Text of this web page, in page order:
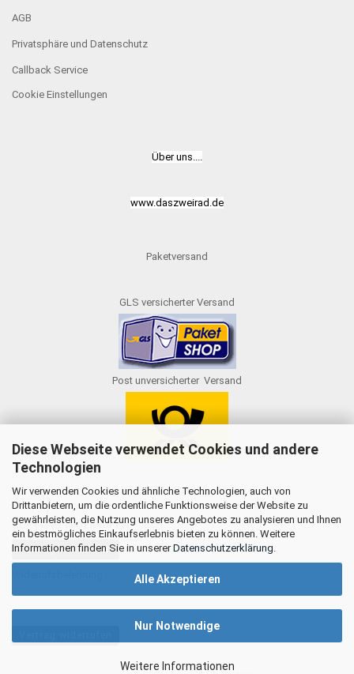
Diese Webseite verwendet Cookies und andere
Technologien
Wir verwenden Cookies und ähnliche Technologien, auch von
Drittanbietern, um die ordentliche Funktionsweise der Website zu
gewährleisten, die Nutzung unseres Angebotes zu analysieren und Ihnen
ein bestmögliches Einkaufserlebnis bieten zu können. Weitere
Informationen finden Sie in unsererDatenschutzerklärung
Alle Akzeptieren
Nur Notwendige
Weitere Informationen
AGB
Privatsphäre und Datenschutz
Callback Service
Cookie Einstellungen
Über uns....
www.daszweirad.de
Paketversand
GLS versicherter Versand
Post unversicherter Versand
AUFTRAG WIDERRUFEN
Vertrag widerrufen